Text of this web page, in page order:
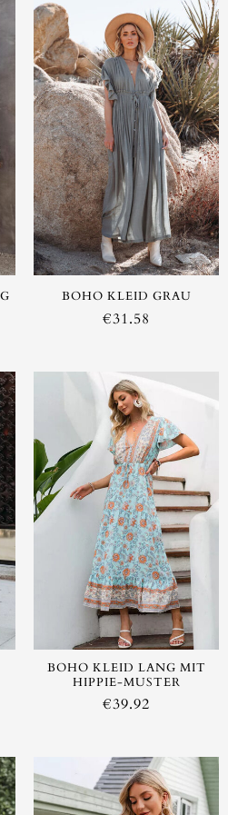
BOHO KLEID GRAU
€31.58
BOHO KLEID LANG MIT
HIPPIE-MUSTER
€39.92